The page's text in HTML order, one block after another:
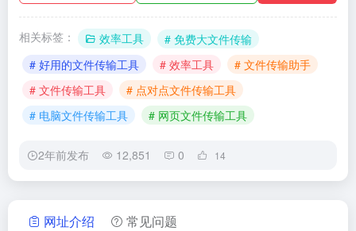
相关标签： 效率工具
# 免费大文件传输
# 好用的文件传输工具
# 效率工具
# 文件传输助手
# 文件传输工具
# 点对点文件传输工具
# 电脑文件传输工具
# 网页文件传输工具
2年前发布 12,851 0 14
网址介绍 常见问题